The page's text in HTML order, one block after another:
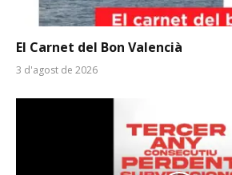
El Carnet del Bon Valencià
3 d'agost de 2026